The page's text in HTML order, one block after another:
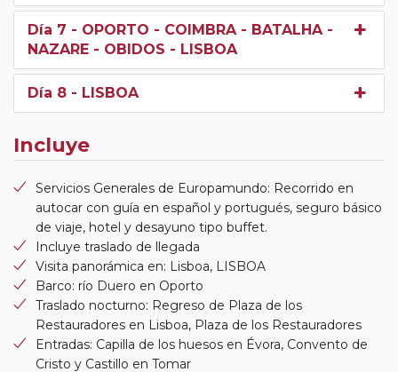
Día 7 - OPORTO - COIMBRA - BATALHA -
NAZARE - OBIDOS - LISBOA
Día 8 - LISBOA
Incluye
Servicios Generales de Europamundo: Recorrido en
autocar con guía en español y portugués, seguro básico
de viaje, hotel y desayuno tipo buffet.
Incluye traslado de llegada
Visita panorámica en: Lisboa, LISBOA
Barco: río Duero en Oporto
Traslado nocturno: Regreso de Plaza de los
Restauradores en Lisboa, Plaza de los Restauradores
Entradas: Capilla de los huesos en Évora, Convento de
Cristo y Castillo en Tomar